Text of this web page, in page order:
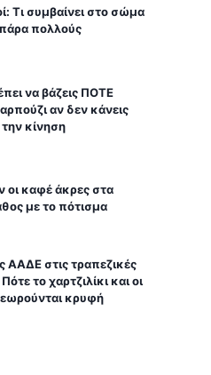
Τι συμβαίνει στο σώμα
πολλούς
να βάζεις ΠΟΤΕ
αν δεν κάνεις
κίνηση
οι καφέ άκρες στα
με το πότισμα
ΑΑΔΕ στις τραπεζικές
το χαρτζιλίκι και οι
κρυφή